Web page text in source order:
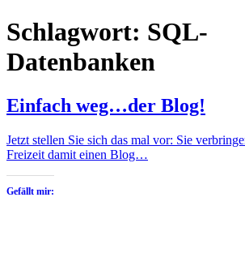
Schlagwort: SQL-
Datenbanken
Einfach weg…der Blog!
Jetzt stellen Sie sich das mal vor: Sie
Freizeit damit einen Blog…
Gefällt mir: